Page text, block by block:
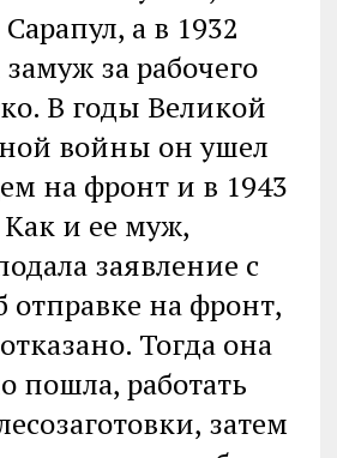
а в 1932
за рабочего
В годы Великой
войны он ушел
на фронт и в 1943
Как и ее муж,
заявление с
отправке на фронт,
Тогда она
пошла, работать
затем